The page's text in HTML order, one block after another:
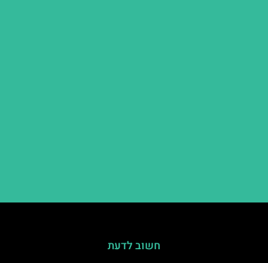
חשוב לדעת